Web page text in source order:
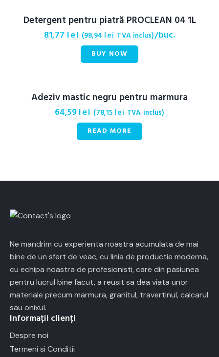
Detergent pentru piatră PROCLEAN 04 1L
81,77 lei (98,94 lei TVA inclus)/buc.
BUY NOW
OUT OF STOCK
Adeziv mastic negru pentru marmura
64,59 lei (78,15 lei TVA inclus)
READ MORE
Ne mandrim cu experienta noastra acumulata de mai
bine de un sfert de veac, cu linia de productie moderna,
cu echipa noastra de profesionisti, care din pasiunea
pentru lucrul bine facut, a reusit sa dea viata unor
materiale precum marmura, granitul, travertinul, calcarul
sau onixul.
Informații clienți
Despre noi
Termeni si Conditii